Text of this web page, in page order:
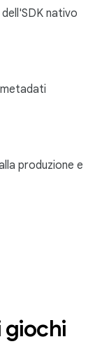
nativo
produzione e
giochi